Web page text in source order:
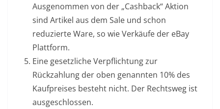
Ausgenommen von der „Cashback“ Aktion
sind Artikel aus dem Sale und schon
reduzierte Ware, so wie Verkäufe der eBay
Plattform.
Eine gesetzliche Verpflichtung zur
Rückzahlung der oben genannten 10% des
Kaufpreises besteht nicht. Der Rechtsweg ist
ausgeschlossen.